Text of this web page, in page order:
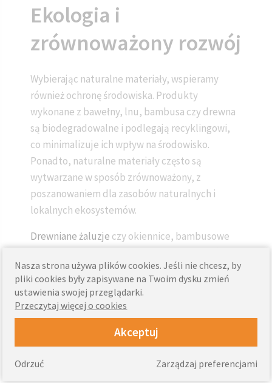
Ekologia i
zrównoważony rozwój
Wybierając naturalne materiały, wspieramy
również ochronę środowiska. Produkty
wykonane z bawełny, lnu, bambusa czy drewna
są biodegradowalne i podlegają recyklingowi,
co minimalizuje ich wpływ na środowisko.
Ponadto, naturalne materiały często są
wytwarzane w sposób zrównoważony, z
poszanowaniem dla zasobów naturalnych i
lokalnych ekosystemów.
Drewniane żaluzje czy okiennice, bambusowe
przyczynia się do zmniejszenia śladu węglowego
i promowania zrównoważonych praktyk. Warto
również zauważyć, że materiały naturalne są
często produkowane lokalnie, co zmniejsza
potrzebę transportu na długie odległości i
ogranicza emisję dwutlenku węgla.
Nasza strona używa plików cookies. Jeśli nie chcesz, by
pliki cookies były zapisywane na Twoim dysku zmień
ustawienia swojej przeglądarki.
Przeczytaj więcej o cookies
Akceptuj
Zarządzaj preferencjami
Odrzuć